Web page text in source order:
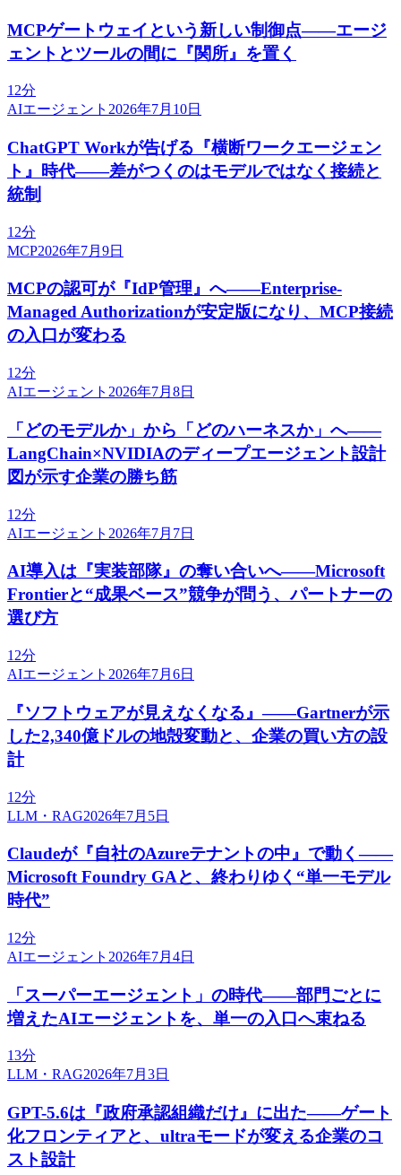
MCPゲートウェイという新しい制御点——エージ
ェントとツールの間に『関所』を置く
12分
AIエージェント 2026年7月10日
ChatGPT Workが告げる『横断ワークエージェン
ト』時代——差がつくのはモデルではなく接続と
統制
12分
MCP2026年7月9日
MCPの認可が『IdP管理』へ——Enterprise-
Managed Authorizationが安定版になり、MCP接続
の入口が変わる
12分
AIエージェント 2026年7月8日
「どのモデルか」から「どのハーネスか」へ——
LangChain×NVIDIAのディープエージェント設計
図が示す企業の勝ち筋
12分
AIエージェント 2026年7月7日
AI導入は『実装部隊』の奪い合いへ——Microsoft
Frontierと“成果ベース”競争が問う、パートナーの
選び方
12分
AIエージェント 2026年7月6日
『ソフトウェアが見えなくなる』——Gartnerが示
した2,340億ドルの地殻変動と、企業の買い方の設
計
12分
LLM・RAG2026年7月5日
Claudeが『自社のAzureテナントの中』で動く——
Microsoft Foundry GAと、終わりゆく“単一モデル
時代”
12分
AIエージェント 2026年7月4日
「スーパーエージェント」の時代——部門ごとに
増えたAIエージェントを、単一の入口へ束ねる
13分
LLM・RAG2026年7月3日
GPT-5.6は『政府承認組織だけ』に出た——ゲート
化フロンティアと、ultraモードが変える企業のコ
スト設計